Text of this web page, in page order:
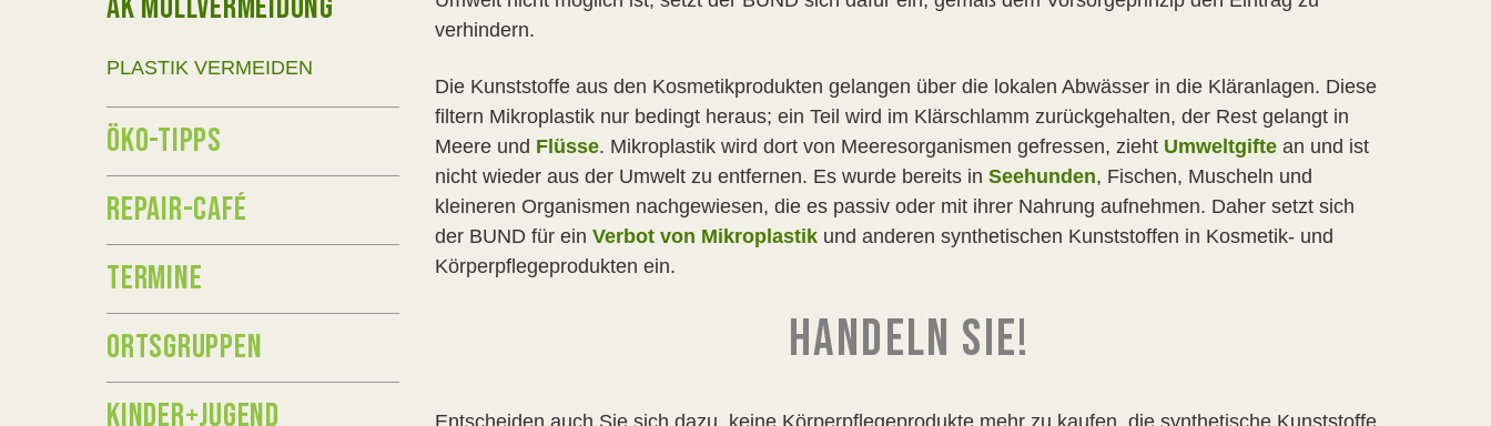
verhindern.
Die Kunststoffe aus den Kosmetikprodukten gelangen über die lokalen Abwässer in die Kläranlagen. Diese
filtern Mikroplastik nur bedingt heraus; ein Teil wird im Klärschlamm zurückgehalten, der Rest gelangt in
Meere und Flüsse. Mikroplastik wird dort von Meeresorganismen gefressen, zieht Umweltgifte an und ist
nicht wieder aus der Umwelt zu entfernen. Es wurde bereits in Seehunden, Fischen, Muscheln und
kleineren Organismen nachgewiesen, die es passiv oder mit ihrer Nahrung aufnehmen. Daher setzt sich
der BUND für ein Verbot von Mikroplastik und anderen synthetischen Kunststoffen in Kosmetik- und
Körperpflegeprodukten ein.
HANDELN SIE!
Entscheiden auch Sie sich dazu, keine Körperpflegeprodukte mehr zu kaufen, die synthetische Kunststoffe
PLASTIK VERMEIDEN
ÖKO-TIPPS
REPAIR-CAFÉ
TERMINE
ORTSGRUPPEN
KINDER+JUGEND